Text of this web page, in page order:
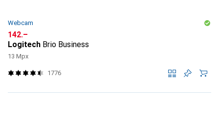
Webcam
CHF
142.–
Logitech Brio Business
13 Mpx
1776